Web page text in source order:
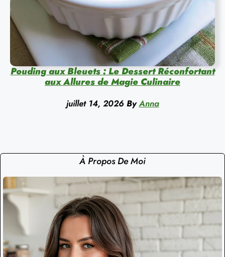
Pouding aux Bleuets : Le Dessert Réconfortant
aux Allures de Magie Culinaire
juillet 14, 2026 By Anna
À Propos De Moi